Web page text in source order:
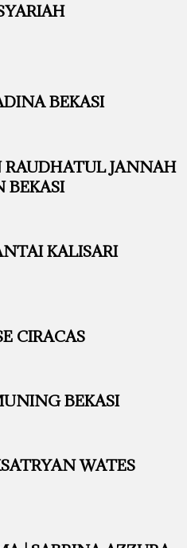
BEKASI
JANNAH
BEKASI
KALISARI
CIRACAS
BEKASI
WATES